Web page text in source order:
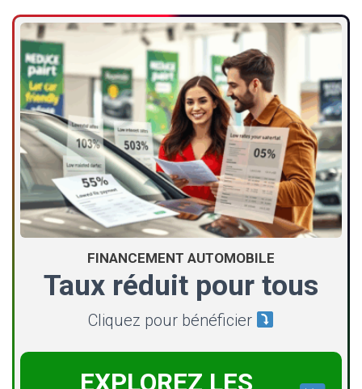
FINANCEMENT AUTOMOBILE
Taux réduit pour tous
Cliquez pour bénéficier
EXPLOREZ LES